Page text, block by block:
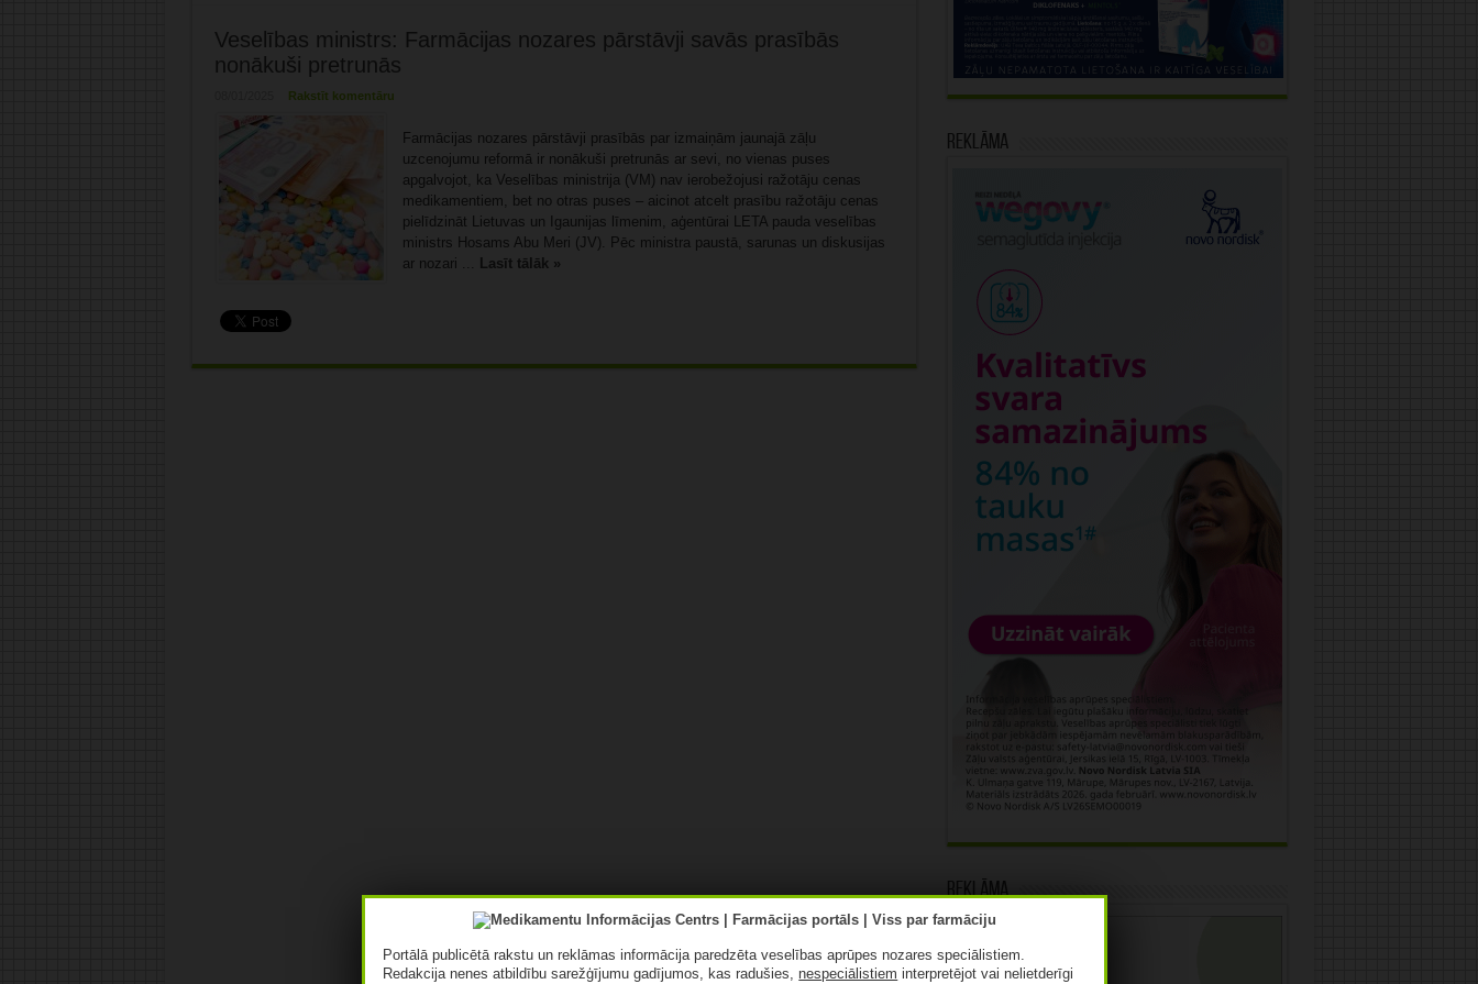
Veselības ministrs: Farmācijas nozares pārstāvji savās prasībās
nonākuši pretrunās
Rakstīt komentāru
Farmācijas nozares pārstāvji prasībās par izmaiņām jaunajā zāļu
uzcenojumu reformā ir nonākuši pretrunās ar sevi, no vienas puses
apgalvojot, ka Veselības ministrija (VM) nav ierobežojusi ražotāju cenas
medikamentiem, bet no otras puses – aicinot atcelt prasību ražotāju cenas
pielīdzināt Lietuvas un Igaunijas līmenim, aģentūrai LETA pauda veselības
ministrs Hosams Abu Meri (JV). Pēc ministra paustā, sarunas un diskusijas
ar nozari ... Lasīt tālāk »
Reklāma
Reklāma
Portālā publicētā rakstu un reklāmas informācija paredzēta veselības aprūpes nozares speciālistiem.
Redakcija nenes atbildību sarežģījumu gadījumos, kas radušies,nespeciālistiem interpretējot vai nelietderīgi